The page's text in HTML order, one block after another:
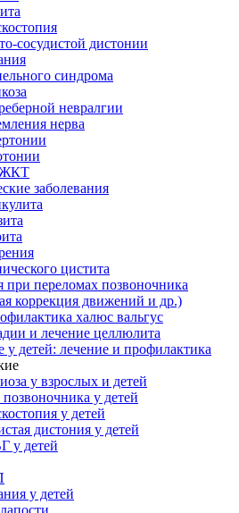
сосудистой дистонии
синдрома
невралгии
нерва
ЖКТ
заболевания
цистита
при переломах позвоночника
коррекция движений и др.)
халюс вальгус
и лечение целлюлита
у детей: лечение и профилактика
у взрослых и детей
у детей
у детей
дистония у детей
у детей
у детей